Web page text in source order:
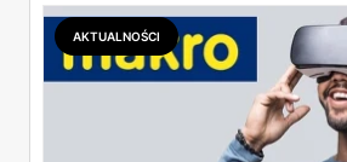
AKTUALNOŚCI